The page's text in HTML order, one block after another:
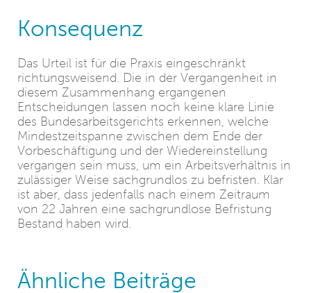
Konsequenz
Das Urteil ist für die Praxis eingeschränkt
richtungsweisend. Die in der Vergangenheit in
diesem Zusammenhang ergangenen
Entscheidungen lassen noch keine klare Linie
des Bundesarbeitsgerichts erkennen, welche
Mindestzeitspanne zwischen dem Ende der
Vorbeschäftigung und der Wiedereinstellung
vergangen sein muss, um ein Arbeitsverhältnis in
zulässiger Weise sachgrundlos zu befristen. Klar
ist aber, dass jedenfalls nach einem Zeitraum
von 22 Jahren eine sachgrundlose Befristung
Bestand haben wird.
Ähnliche Beiträge